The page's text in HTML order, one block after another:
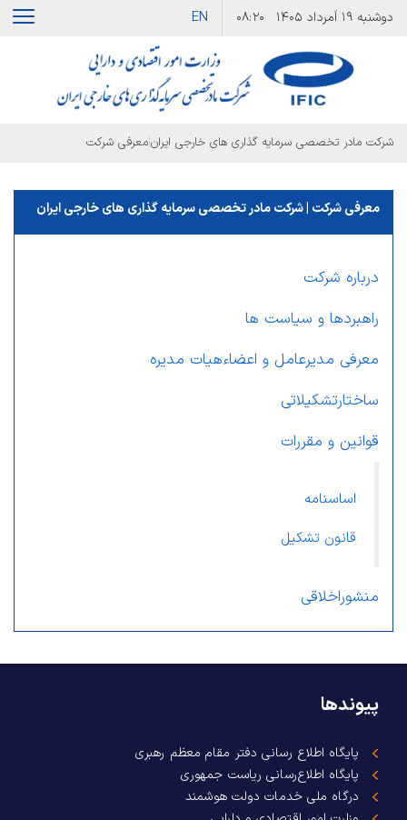
دوشنبه ۱۹ اَمرداد ۱۴۰۵ ۰۸:۲۰ EN
شرکت مادر تخصصی سرمایه گذاری های خارجی ایرانمعرفی شرکت
معرفی شرکت | شرکت مادر تخصصی سرمایه گذاری های خارجی ایران
درباره شرکت
راهبردها و سیاست ها
معرفی مدیرعامل و اعضاءهیات مدیره
ساختارتشکیلاتی
قوانین و مقررات
اساسنامه
قانون تشکیل
منشوراخلاقی
پیوندها
پایگاه اطلاع رسانی دفتر مقام معظم رهبری
پایگاه اطلاع‌رسانی ریاست جمهوری
درگاه ملی خدمات دولت هوشمند